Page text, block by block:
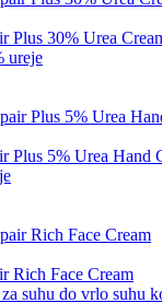
Plus 30% Urea
ureje
Plus 5% Urea Hand
Rich Face Cream
suhu do vrlo suhu